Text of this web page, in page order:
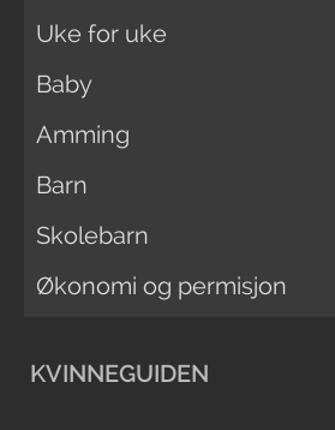
Uke for uke
Baby
Amming
Barn
Skolebarn
Økonomi og permisjon
KVINNEGUIDEN